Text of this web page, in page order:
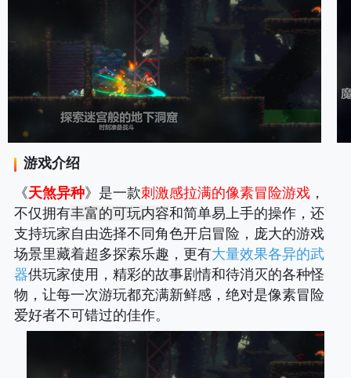
游戏介绍
《天煞异种》是一款刺激感拉满的像素冒险游戏 ，
不仅拥有丰富的可玩内容和简单易上手的操作，还
支持玩家自由选择不同角色开启冒险，庞大的游戏
场景里藏着超多探索乐趣，更有大量效果各异的武
器供玩家使用，精彩的故事剧情和待消灭的各种怪
物，让每一次游玩都充满新鲜感，绝对是像素冒险
爱好者不可错过的佳作。